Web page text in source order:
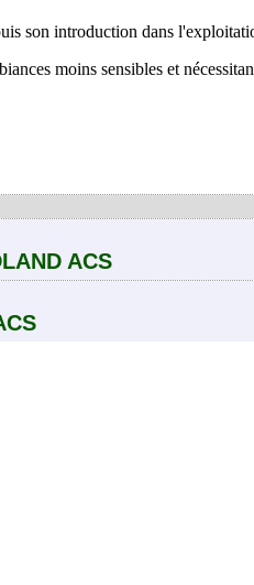
son introduction dans
moins sensibles et
ACS